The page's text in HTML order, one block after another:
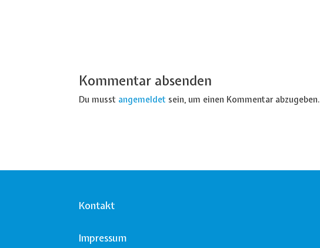
Kommentar absenden
Du musst angemeldet sein, um einen Kommentar abzugeben.
Kontakt
Impressum